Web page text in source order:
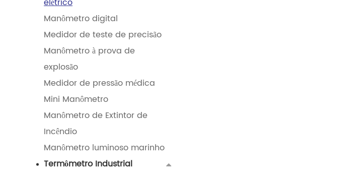
Manômetro digital
Medidor de teste de precisão
Manômetro à prova de
explosão
Medidor de pressão médica
Mini Manômetro
Manômetro de Extintor de
Incêndio
Manômetro luminoso marinho
Termômetro Industrial